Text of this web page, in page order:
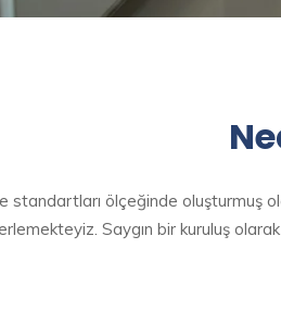
standartları ölçeğinde oluşturmuş
Saygın bir kuruluş